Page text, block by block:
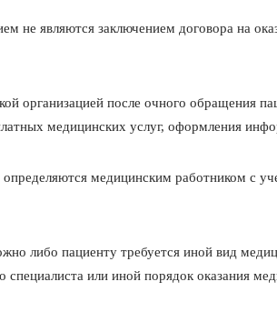
не являются заключением договора на
организацией после очного обращения
медицинских услуг, оформления
медицинским работником с
либо пациенту требуется иной вид
специалиста или иной порядок оказания